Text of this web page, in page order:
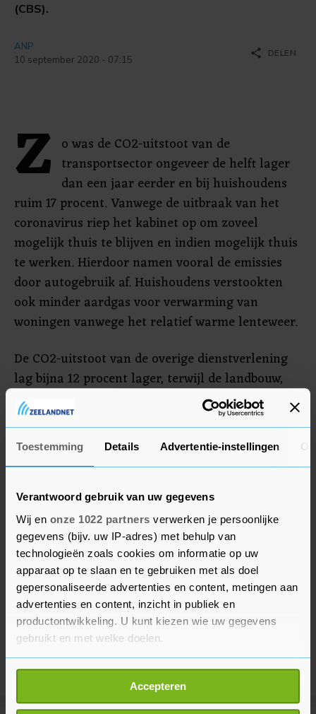
Toestemming Details Advertentie-instellingen
Verantwoord gebruik van uw gegevens
Wij en onze 1022 partners verwerken je persoonlijke
gegevens (bijv. uw IP-adres) met behulp van
technologieën zoals cookies om informatie op uw
apparaat op te slaan en te gebruiken met als doel
gepersonaliseerde advertenties en content, metingen aan
advertenties en content, inzicht in publiek en
productontwikkeling. U kunt kiezen wie uw gegevens
gebruikt en met welke doelen.
Als u het toestaat, willen we ook graag:
Informatie verzamelen over uw geografische
locatie, die tot een paar meter nauwkeurig kan zijn
Accepteren
(CBS).
ANP
10 september 2020 - 07:15
share DELEN
Z o was de CO2-uitstoot van de
transportsector ongeveer de helft lager
dan een jaar eerder en bij huishoudens
ruim 17 procent. Vanwege de uitbraak van het
coronavirus riep het kabinet op om zoveel
mogelijk thuis te blijven en indien mogelijk thuis
te werken. Hierdoor namen vooral de emissies
door autogebruik af. Huishoudens verstookten
ook minder aardgas voor verwarming van
woningen vanwege het relatief warme lenteweer.
De CO2-uitstoot van de overige dienstverlening
lag bijna 12 procent lager, terwijl de landbouw,
delfstoffenwinning, industrie en bouwnijverheid
de uitstoot met 9 procent zagen dalen.